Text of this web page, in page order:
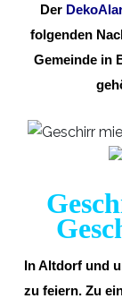
Der
folgenden
Gemeinde in
In Altdorf und
zu feiern. Zu